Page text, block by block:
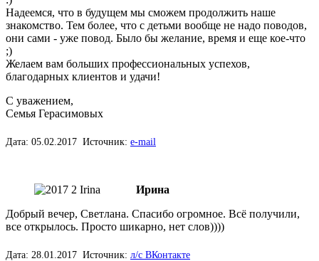
Надеемся, что в будущем мы сможем продолжить наше
знакомство. Тем более, что с детьми вообще не надо поводов,
они сами - уже повод. Было бы желание, время и еще кое-что
;)
Желаем вам больших профессиональных успехов,
благодарных клиентов и удачи!
С уважением,
Семья Герасимовых
Дата: 05.02.2017 Источник: e-mail
Ирина
Добрый вечер, Светлана. Спасибо огромное. Всё получили,
все открылось. Просто шикарно, нет слов))))
Дата: 28.01.2017 Источник: л/с ВКонтакте